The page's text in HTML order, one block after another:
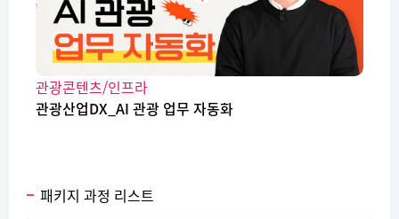
관광콘텐츠/인프라
관광산업DX_AI 관광 업무 자동화
패키지 과정 리스트